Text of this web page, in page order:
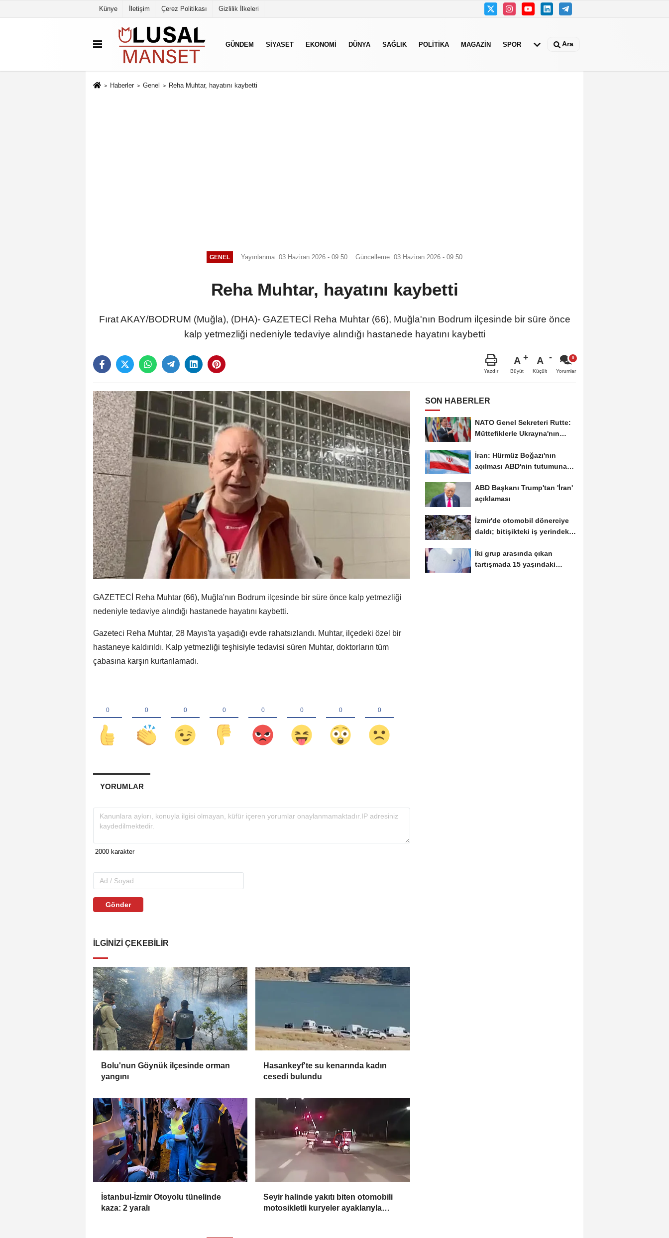
Künye İletişim Çerez Politikası Gizlilik İlkeleri
GÜNDEM SIYASET EKONOMI DÜNYA SAĞLIK POLITIKA MAGAZIN SPOR Ara
Haberler Genel Reha Muhtar, hayatını kaybetti
GENEL Yayınlanma: 03 Haziran 2026 - 09:50 Güncelleme: 03 Haziran 2026 - 09:50
Reha Muhtar, hayatını kaybetti
Fırat AKAY/BODRUM (Muğla), (DHA)- GAZETECİ Reha Muhtar (66), Muğla'nın Bodrum ilçesinde bir süre önce
kalp yetmezliği nedeniyle tedaviye alındığı hastanede hayatını kaybetti
Yazdır
A
Büyüt
A
Küçült Yorumlar
GAZETECİ Reha Muhtar (66), Muğla'nın Bodrum ilçesinde bir süre önce kalp yetmezliği
nedeniyle tedaviye alındığı hastanede hayatını kaybetti.
Gazeteci Reha Muhtar, 28 Mayıs'ta yaşadığı evde rahatsızlandı. Muhtar, ilçedeki özel bir
hastaneye kaldırıldı. Kalp yetmezliği teşhisiyle tedavisi süren Muhtar, doktorların tüm
çabasına karşın kurtarılamadı.
YORUMLAR
Gönder
İLGINIZI ÇEKEBILIR
Bolu'nun Göynük ilçesinde orman
yangını
Hasankeyf'te su kenarında kadın
cesedi bulundu
İstanbul-İzmir Otoyolu tünelinde
kaza: 2 yaralı
Seyir halinde yakıtı biten otomobili
motosikletli kuryeler ayaklarıyla
SON HABERLER
NATO Genel Sekreteri Rutte:
Müttefiklerle Ukrayna'nın
İran: Hürmüz Boğazı'nın
açılması ABD'nin tutumuna
ABD Başkanı Trump'tan 'İran'
açıklaması
İzmir'de otomobil dönerciye
daldı; bitişikteki iş yerindeki
İki grup arasında çıkan
tartışmada 15 yaşındaki